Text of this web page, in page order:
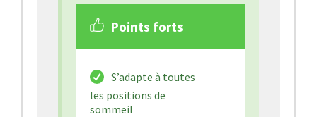
Points forts
S’adapte à toutes
les positions de
sommeil